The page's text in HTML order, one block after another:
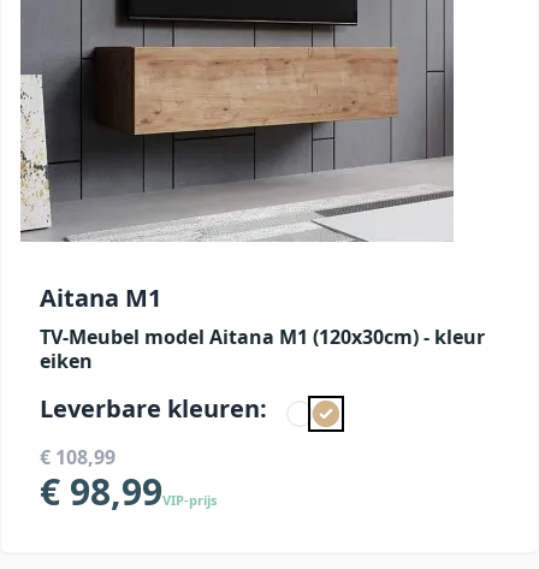
Aitana M1
TV-Meubel model Aitana M1 (120x30cm) - kleur
eiken
Leverbare kleuren:
€ 108,99
€ 98,99VIP-prijs